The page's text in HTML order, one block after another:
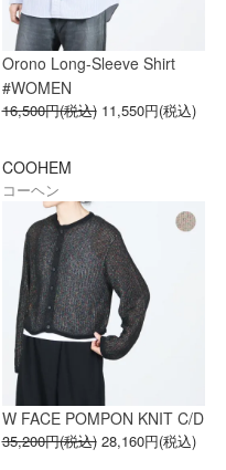
Orono Long-Sleeve Shirt
#WOMEN
16,500円(税込) 11,550円(税込)
COOHEM
コーヘン
W FACE POMPON KNIT C/D
35,200円(税込) 28,160円(税込)